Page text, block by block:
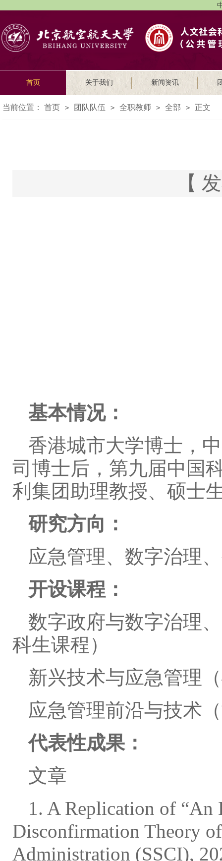
首页 关于我们 新闻资讯
当前位置： 首页 > 团队队伍 > 全职教师 > 全部 > 正文
【
基本情况：
香港城市大学博士，
司博士后，第九届中国
利集团助理教授、硕士
研究方向：
应急管理、数字治理
开设课程：
数字政府与数字治理
科生课程）
新兴技术与应急管理
应急管理前沿与技术
代表性成果：
文章
1. A Replication of “An
Disconfirmation Theory
Administration (SSCI),